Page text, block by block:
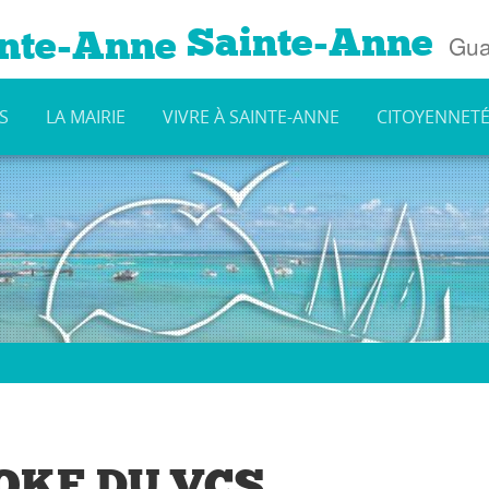
Sainte-Anne
LA MAIRIE VIVRE À SAINTE-ANNE CITOYENNETÉ